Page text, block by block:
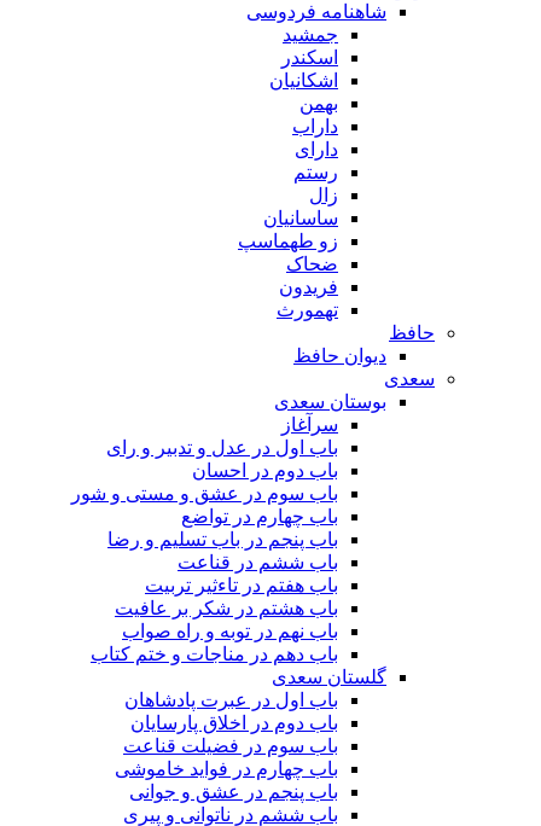
شاهنامه فردوسی
جمشید
اسکندر
اشکانیان
بهمن
داراب
دارای
رستم
زال
ساسانیان
زو طهماسپ‏
ضحاک
فریدون
تهمورث
حافظ
دیوان حافظ
سعدی
بوستان سعدی
سرآغاز
باب اول در عدل و تدبیر و رای
باب دوم در احسان
باب سوم در عشق و مستی و شور
باب چهارم در تواضع
باب پنجم در باب تسلیم و رضا
باب ششم در قناعت
باب هفتم در تاءثیر تربیت
باب هشتم در شکر بر عافیت
باب نهم در توبه و راه صواب
باب دهم در مناجات و ختم کتاب
گلستان سعدی
باب اول در عبرت پادشاهان
باب دوم در اخلاق پارسایان
باب سوم در فضیلت قناعت
باب چهارم در فواید خاموشى
باب پنجم در عشق و جوانى
باب ششم در ناتوانى و پیرى